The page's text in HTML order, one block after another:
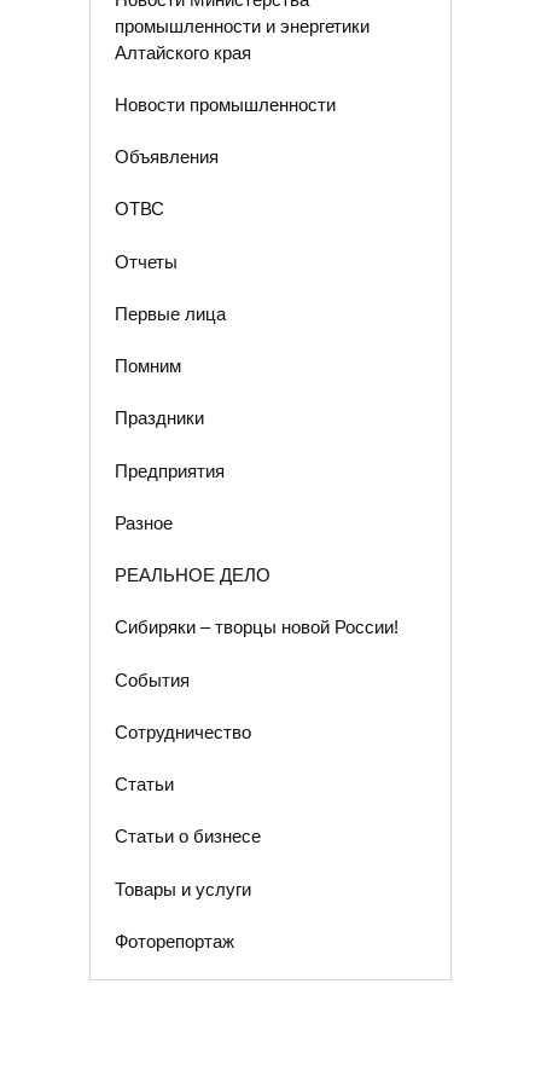
промышленности и энергетики
Алтайского края
Новости промышленности
Объявления
ОТВС
Отчеты
Первые лица
Помним
Праздники
Предприятия
Разное
РЕАЛЬНОЕ ДЕЛО
Сибиряки – творцы новой России!
События
Сотрудничество
Статьи
Статьи о бизнесе
Товары и услуги
Фоторепортаж